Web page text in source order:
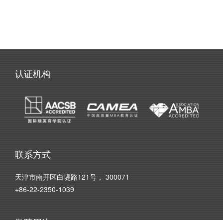
认证机构
联系方式
天津市南开区白堤路121号， 300071
+86-22-2350-1039